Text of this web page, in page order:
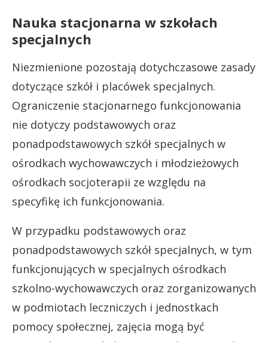
Nauka stacjonarna w szkołach
specjalnych
Niezmienione pozostają dotychczasowe zasady
dotyczące szkół i placówek specjalnych.
Ograniczenie stacjonarnego funkcjonowania
nie dotyczy podstawowych oraz
ponadpodstawowych szkół specjalnych w
ośrodkach wychowawczych i młodzieżowych
ośrodkach socjoterapii ze względu na
specyfikę ich funkcjonowania.
W przypadku podstawowych oraz
ponadpodstawowych szkół specjalnych, w tym
funkcjonujących w specjalnych ośrodkach
szkolno-wychowawczych oraz zorganizowanych
w podmiotach leczniczych i jednostkach
pomocy społecznej, zajęcia mogą być